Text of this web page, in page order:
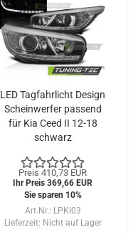
LED Tagfahrlicht Design
Scheinwerfer passend
für Kia Ceed II 12-18
schwarz
Preis 410,73 EUR
Ihr Preis 369,66 EUR
Sie sparen 10%
Art.Nr.: LPKI03
Lieferzeit: Nicht auf Lager